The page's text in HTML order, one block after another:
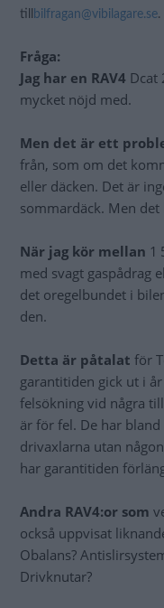
till
bilfragan@vibilagare.se.
Fråga:
Jag har en RAV4 Dcat
mycket nöjd med.
Men det är ett
från, som om det
eller däcken. Det är
sommardäck. Men
När jag kör mellan 1
med svagt gaspådrag
det oregelbundet i
den.
Detta är påtalat för
garantitiden gick ut i
felsökning vid några
är för fel. De har
drivaxlarna utan
har garantitiden
Andra RAV4:or som
också uppvisat
Obalans?
Drivknutar?